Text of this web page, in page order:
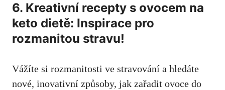
6. Kreativní recepty s ovocem na
keto dietě: Inspirace pro
rozmanitou stravu!
Vážíte si rozmanitosti ve‌ stravování a​ hledáte
nové, inovativní způsoby, jak zařadit ovoce ⁣do